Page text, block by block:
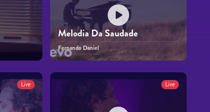
Melodia Da Saudade
Fernando Daniel
Live Live